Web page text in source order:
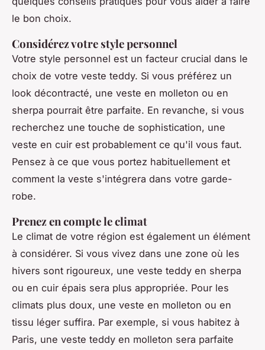
le bon choix.
Considérez votre style personnel
Votre style personnel est un facteur crucial dans le
choix de votre veste teddy. Si vous préférez un
look décontracté, une veste en molleton ou en
sherpa pourrait être parfaite. En revanche, si vous
recherchez une touche de sophistication, une
veste en cuir est probablement ce qu'il vous faut.
Pensez à ce que vous portez habituellement et
comment la veste s'intégrera dans votre garde-
robe.
Prenez en compte le climat
Le climat de votre région est également un élément
à considérer. Si vous vivez dans une zone où les
hivers sont rigoureux, une veste teddy en sherpa
ou en cuir épais sera plus appropriée. Pour les
climats plus doux, une veste en molleton ou en
tissu léger suffira. Par exemple, si vous habitez à
Paris, une veste teddy en molleton sera parfaite